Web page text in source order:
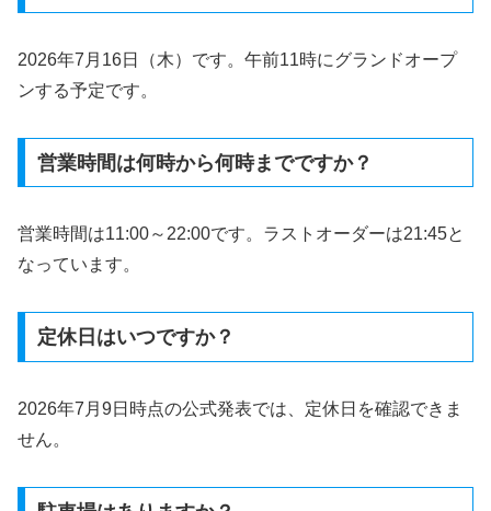
2026年7月16日（木）です。午前11時にグランドオープ
ンする予定です。
営業時間は何時から何時までですか？
営業時間は11:00～22:00です。ラストオーダーは21:45と
なっています。
定休日はいつですか？
2026年7月9日時点の公式発表では、定休日を確認できま
せん。